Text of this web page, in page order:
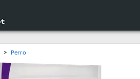
> Perro